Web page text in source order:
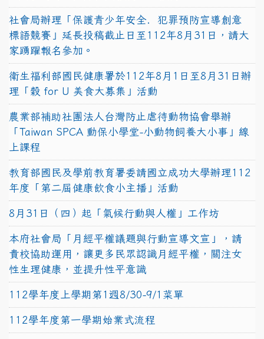
社會局辦理「保護青少年安全．犯罪預防宣導創意
標語競賽」延長投稿截止日至112年8月31日，請大
家踴躍報名參加。
衛生福利部國民健康署於112年8月1日至8月31日辦
理「穀 for U 美食大募集」活動
農業部補助社團法人台灣防止虐待動物協會舉辦
「Taiwan SPCA 動保小學堂-小動物飼養大小事」線
上課程
教育部國民及學前教育署委請國立成功大學辦理112
年度「第二屆健康飲食小主播」活動
8月31日（四）起「氣候行動與人權」工作坊
本府社會局「月經平權議題與行動宣導文宣」，請
貴校協助運用，讓更多民眾認識月經平權，關注女
性生理健康，並提升性平意識
112學年度上學期第1週8/30-9/1菜單
112學年度第一學期始業式流程